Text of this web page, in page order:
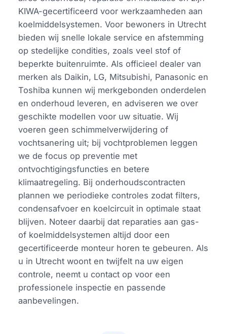
KIWA-gecertificeerd voor werkzaamheden aan
koelmiddelsystemen. Voor bewoners in Utrecht
bieden wij snelle lokale service en afstemming
op stedelijke condities, zoals veel stof of
beperkte buitenruimte. Als officieel dealer van
merken als Daikin, LG, Mitsubishi, Panasonic en
Toshiba kunnen wij merkgebonden onderdelen
en onderhoud leveren, en adviseren we over
geschikte modellen voor uw situatie. Wij
voeren geen schimmelverwijdering of
vochtsanering uit; bij vochtproblemen leggen
we de focus op preventie met
ontvochtigingsfuncties en betere
klimaatregeling. Bij onderhoudscontracten
plannen we periodieke controles zodat filters,
condensafvoer en koelcircuit in optimale staat
blijven. Noteer daarbij dat reparaties aan gas-
of koelmiddelsystemen altijd door een
gecertificeerde monteur horen te gebeuren. Als
u in Utrecht woont en twijfelt na uw eigen
controle, neemt u contact op voor een
professionele inspectie en passende
aanbevelingen.